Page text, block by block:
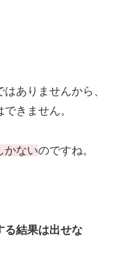
ありませんから、
きません。
かないのですね。
る結果は出せな